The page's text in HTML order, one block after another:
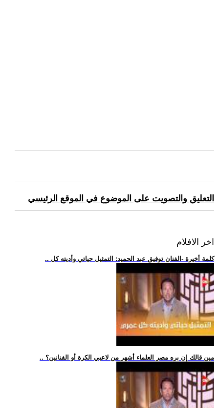
التعليق والتصويت على الموضوع في الموقع الرئيسي
اخر الافلام
.. كلمة أخيرة -الفنان توفيق عبد الحميد: التمثيل حياتي وأديته كل
.. مين قالك إن بره مصر العلماء أشهر من لاعبي الكرة أو الفنانين؟